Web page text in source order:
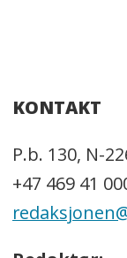
KONTAKT
P.b. 130, N-
+47 469 41